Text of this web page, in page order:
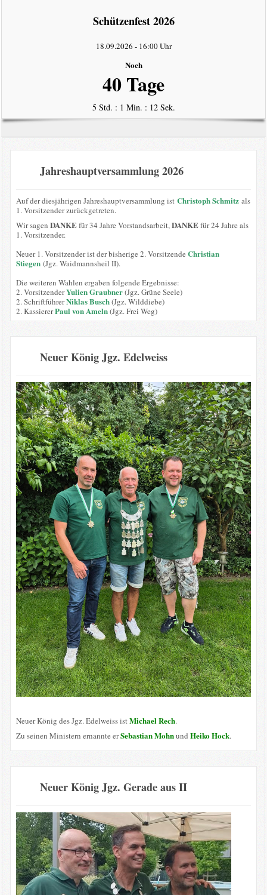
Schützenfest 2026
18.09.2026 - 16:00 Uhr
Noch
40 Tage
5 Std. : 1 Min. : 12 Sek.
Jahreshauptversammlung 2026
Auf der diesjährigen Jahreshauptversammlung ist Christoph Schmitzals
1. Vorsitzender zurückgetreten.
Wir sagen DANKEfür 34 Jahre Vorstandsarbeit,DANKEfür 24 Jahre als
1. Vorsitzender.
Neuer 1. Vorsitzender ist der bisherige 2. Vorsitzende Christian
Stiegen (Jgz. Waidmannsheil II).
Die weiteren Wahlen ergaben folgende Ergebnisse:
2. VorsitzenderYulien Graubner(Jgz. Grüne Seele)
2. SchriftführerNiklas Busch(Jgz. Wilddiebe)
2. KassiererPaul von Ameln(Jgz. Frei Weg)
Neuer König Jgz. Edelweiss
Neuer König des Jgz. Edelweiss istMichael Rech.
Zu seinen Ministern ernannte erSebastian Mohnund Heiko Hock.
Neuer König Jgz. Gerade aus II